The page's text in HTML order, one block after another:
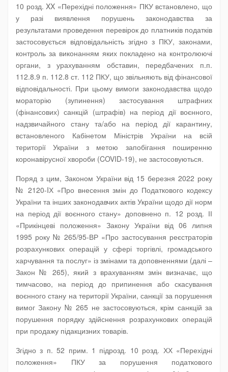
10 розд. XX «Перехідні положення» ПКУ встановлено, що
у разі виявлення порушень законодавства за
результатами проведення перевірок до платників податків
застосовується відповідальність згідно з ПКУ, законами,
контроль за виконанням яких покладено на контролюючі
органи, з урахуванням обставин, передбачених п.п.
112.8.9 п. 112.8 ст. 112 ПКУ, що звільняють від фінансової
відповідальності. При цьому вимоги законодавства щодо
мораторію (зупинення) застосування штрафних
(фінансових) санкцій (штрафів) на період дії воєнного,
надзвичайного стану та/або на період дії карантину,
встановленого Кабінетом Міністрів України на всій
території України з метою запобігання поширенню
коронавірусної хвороби (COVID-19), не застосовуються.
Поряд з цим, Законом України від 15 березня 2022 року
№ 2120-IХ «Про внесення змін до Податкового кодексу
України та інших законодавчих актів України щодо дії норм
на період дії воєнного стану» доповнено п. 12 розд. ІІ
«Прикінцеві положення» Закону України від 06 липня
1995 року № 265/95-ВР «Про застосування реєстраторів
розрахункових операцій у сфері торгівлі, громадського
харчування та послуг» із змінами та доповненнями (далі –
Закон № 265), який з врахуванням змін визначає, що
тимчасово, на період до припинення або скасування
воєнного стану на території України, санкції за порушення
вимог Закону № 265 не застосовуються, крім санкцій за
порушення порядку здійснення розрахункових операцій
при продажу підакцизних товарів.
Згідно з п. 52 прим. 1 підрозд. 10 розд. ХХ «Перехідні
положення» ПКУ за порушення податкового